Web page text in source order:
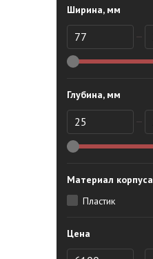
Ширина, мм
Глубина, мм
Материал корпуса
Пластик
Цена